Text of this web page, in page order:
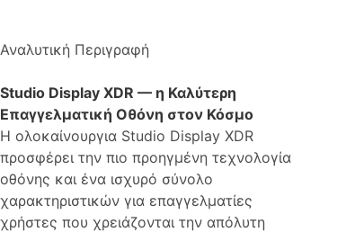
Αναλυτική Περιγραφή
Studio Display XDR — η ​​Καλύτερη
Επαγγελματική Οθόνη στον Κόσμο
Η ολοκαίνουργια Studio Display XDR
προσφέρει την πιο προηγμένη τεχνολογία
οθόνης και ένα ισχυρό σύνολο
χαρακτηριστικών για επαγγελματίες
χρήστες που χρειάζονται την απόλυτη